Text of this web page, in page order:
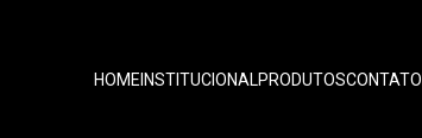
HOME INSTITUCIONALPRODUTOSCONTATO